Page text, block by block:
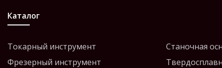
Каталог
Токарный инструмент
Фрезерный инструмент
Станочная